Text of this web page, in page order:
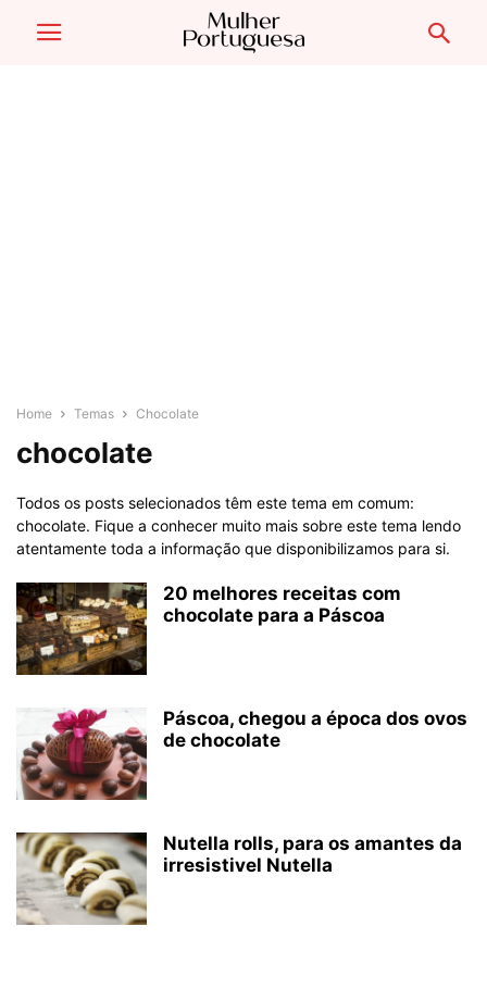
Home Temas Chocolate
chocolate
Todos os posts selecionados têm este tema em comum:
chocolate. Fique a conhecer muito mais sobre este tema lendo
atentamente toda a informação que disponibilizamos para si.
20 melhores receitas com
chocolate para a Páscoa
Páscoa, chegou a época dos ovos
de chocolate
Nutella rolls, para os amantes da
irresistivel Nutella